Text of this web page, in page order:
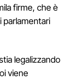
firme, che è
parlamentari
legalizzando
viene